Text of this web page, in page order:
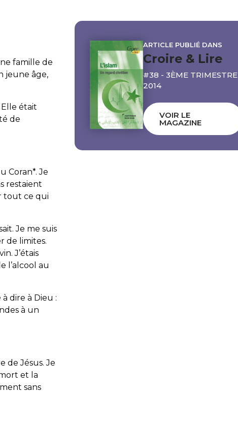
famille de
jeune âge,
était
de
Coran*. Je
restaient
tout ce qui
Je me suis
de limites.
J’étais
l’alcool au
dire à Dieu :
à un
de Jésus. Je
et la
sans
ARTICLE PUBLIÉ DANS
Croire & Lire
#38 - 3ÈME TRIMESTRE
2014
VOIR LE
MAGAZINE